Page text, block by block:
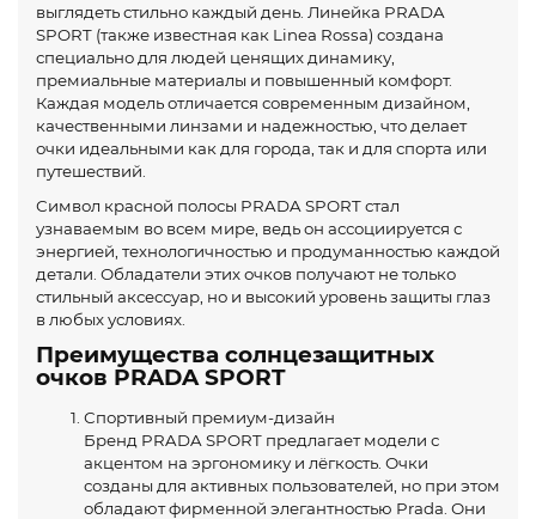
выглядеть стильно каждый день. Линейка PRADA
SPORT (также известная как Linea Rossa) создана
специально для людей ценящих динамику,
премиальные материалы и повышенный комфорт.
Каждая модель отличается современным дизайном,
качественными линзами и надежностью, что делает
очки идеальными как для города, так и для спорта или
путешествий.
Символ красной полосы PRADA SPORT стал
узнаваемым во всем мире, ведь он ассоциируется с
энергией, технологичностью и продуманностью каждой
детали. Обладатели этих очков получают не только
стильный аксессуар, но и высокий уровень защиты глаз
в любых условиях.
Преимущества солнцезащитных
очков PRADA SPORT
Спортивный премиум-дизайн
Бренд PRADA SPORT предлагает модели с
акцентом на эргономику и лёгкость. Очки
созданы для активных пользователей, но при этом
обладают фирменной элегантностью Prada. Они